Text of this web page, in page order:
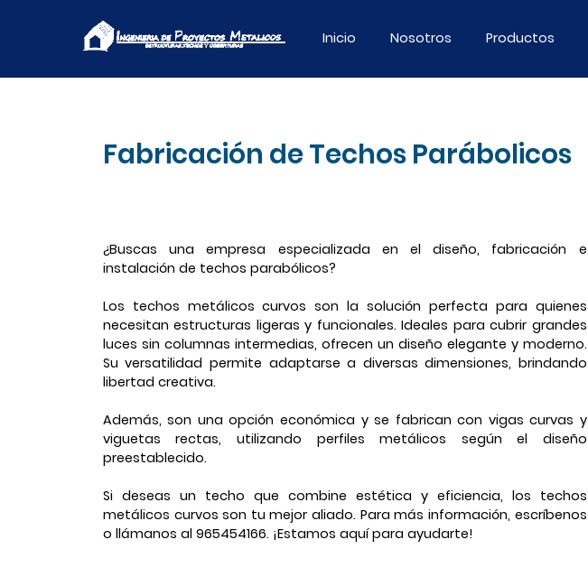
Inicio Nosotros Productos
Fabricación de Techos Parábolicos
¿Buscas una empresa especializada en el diseño, fabricación e
instalación de techos parabólicos?
Los techos metálicos curvos son la solución perfecta para quienes
necesitan estructuras ligeras y funcionales. Ideales para cubrir grandes
luces sin columnas intermedias, ofrecen un diseño elegante y moderno.
Su versatilidad permite adaptarse a diversas dimensiones, brindando
libertad creativa.
Además, son una opción económica y se fabrican con vigas curvas y
viguetas rectas, utilizando perfiles metálicos según el diseño
preestablecido.
Si deseas un techo que combine estética y eficiencia, los techos
metálicos curvos son tu mejor aliado. Para más información, escríbenos
o llámanos al 965454166. ¡Estamos aquí para ayudarte!